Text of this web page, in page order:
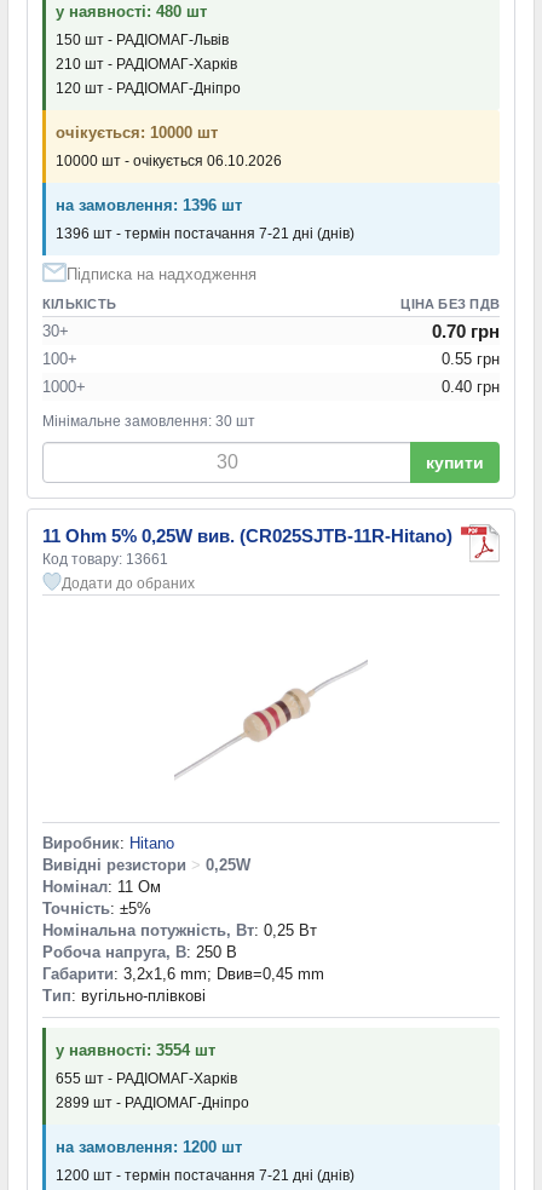
у наявності: 480 шт
150 шт - РАДІОМАГ-Львів
210 шт - РАДІОМАГ-Харків
120 шт - РАДІОМАГ-Дніпро
очікується: 10000 шт
10000 шт - очікується 06.10.2026
на замовлення: 1396 шт
1396 шт - термін постачання 7-21 дні (днів)
Підписка на надходження
КІЛЬКІСТЬ ЦІНА БЕЗ ПДВ
30+ 0.70 грн
100+
0.55 грн
1000+
0.40 грн
Мінімальне замовлення: 30 шт
купити
11 Ohm 5% 0,25W вив. (CR025SJTB-11R-Hitano)
Код товару: 13661
Додати до обраних
Виробник: Hitano
Вивідні резистори > 0,25W
Номінал: 11 Ом
Точність: ±5%
Номінальна потужність, Вт: 0,25 Вт
Робоча напруга, В: 250 В
Габарити: 3,2x1,6 mm; Dвив=0,45 mm
Тип: вугільно-плівкові
у наявності: 3554 шт
655 шт - РАДІОМАГ-Харків
2899 шт - РАДІОМАГ-Дніпро
на замовлення: 1200 шт
1200 шт - термін постачання 7-21 дні (днів)